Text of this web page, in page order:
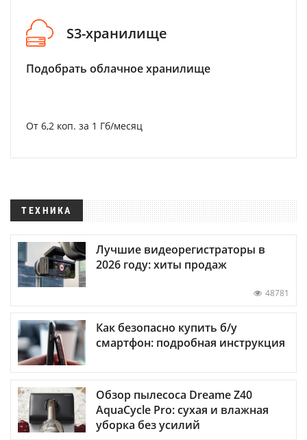
S3-хранилище
Подобрать облачное хранилище
От 6,2 коп. за 1 Гб/месяц
ТЕХНИКА
Лучшие видеорегистраторы в
2026 году: хиты продаж
48781
Как безопасно купить б/у
смартфон: подробная инструкция
Обзор пылесоса Dreame Z40
AquaCycle Pro: сухая и влажная
уборка без усилий